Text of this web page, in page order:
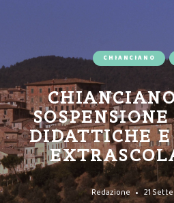
CHIANCIANO
DIDATTICHE
Redazione 21